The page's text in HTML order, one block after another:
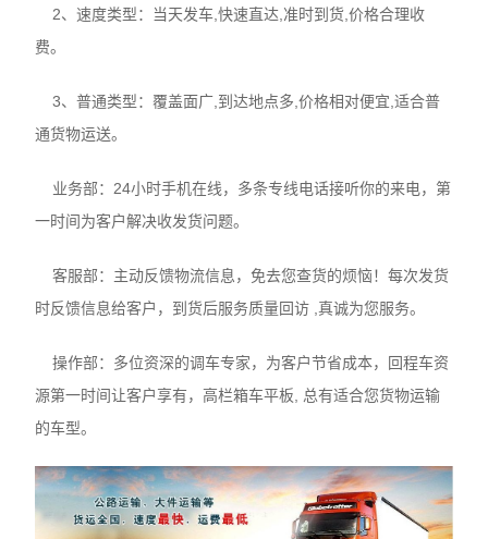
2、速度类型：当天发车,快速直达,准时到货,价格合理收
费。
3、普通类型：覆盖面广,到达地点多,价格相对便宜,适合普
通货物运送。
业务部：24小时手机在线，多条专线电话接听你的来电，第
一时间为客户解决收发货问题。
客服部：主动反馈物流信息，免去您查货的烦恼！每次发货
时反馈信息给客户，到货后服务质量回访 ,真诚为您服务。
操作部：多位资深的调车专家，为客户节省成本，回程车资
源第一时间让客户享有，高栏箱车平板, 总有适合您货物运输
的车型。